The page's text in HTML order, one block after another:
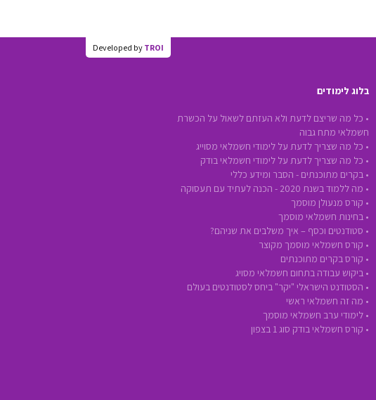
Developed by TROI
בלוג לימודים
• כל מה שריצם לדעת ולא העזתם לשאול על הכשרת
חשמלאי מתח גבוה
• כל מה שצריך לדעת על לימודי חשמלאי מסוייג
• כל מה שצריך לדעת על לימודי חשמלאי בודק
• בקרים מתוכנתים - הסבר ומידע כללי
• מה ללמוד בשנת 2020 - הכנה לעתיד עם תעסוקה
• קורס מנעולן מוסמך
• בחינות חשמלאי מוסמך
• סטודנטים וכסף – איך משלבים את שניהם?
• קורס חשמלאי מוסמך מקוצר
• קורס בקרים מתוכנתים
• ביקוש עבודה בתחום חשמלאי מסויג
• הסטודנט הישראלי "יקר" ביחס לסטודנטים בעולם
• מה זה חשמלאי ראשי
• לימודי ערב חשמלאי מוסמך
• קורס חשמלאי בודק סוג 1 בצפון